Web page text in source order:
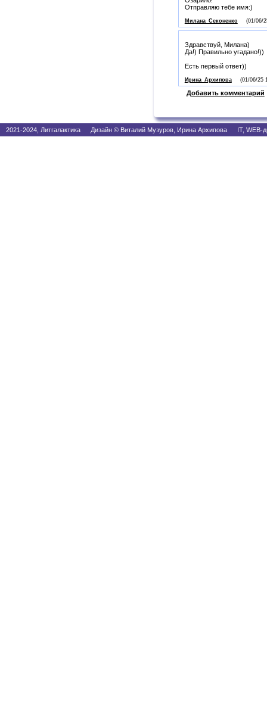
Отправляю тебе имя:)
Милана_Секоненко (01/06/
Здравствуй, Милана)
Да!) Правильно угадано!))
Есть первый ответ))
Ирина_Архипова (01/06/25
Добавить комментарий
2021-2024, Литгалактика Дизайн © Виталий Музуров, Ирина Архипова IT, WEB-